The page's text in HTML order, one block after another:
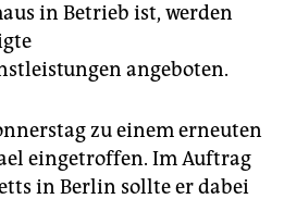
in Betrieb ist, werden
angeboten.
zu einem erneuten
eingetroffen. Im Auftrag
in Berlin sollte er dabei